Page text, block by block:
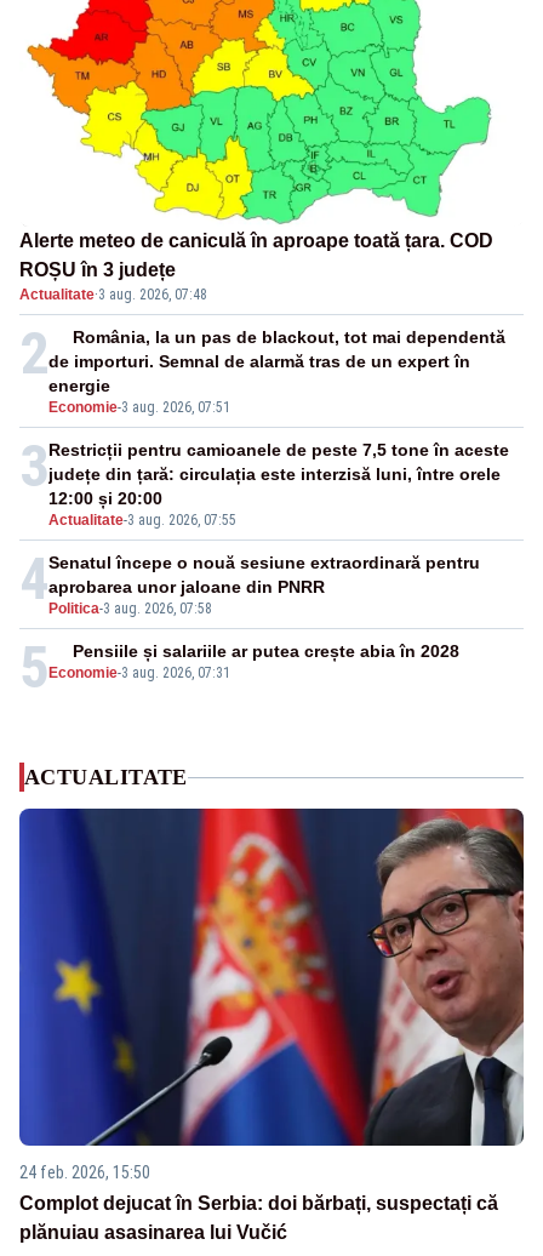
Alerte meteo de caniculă în aproape toată țara. COD
ROȘU în 3 județe
Actualitate·3 aug. 2026, 07:48
2
Economie-3 aug. 2026, 07:51
România, la un pas de blackout, tot mai dependentă
de importuri. Semnal de alarmă tras de un expert în
energie
3
Actualitate-3 aug. 2026, 07:55
Restricții pentru camioanele de peste 7,5 tone în aceste
județe din țară: circulația este interzisă luni, între orele
12:00 și 20:00
4 Politica-3 aug. 2026, 07:58
Senatul începe o nouă sesiune extraordinară pentru
aprobarea unor jaloane din PNRR
5 Economie-3 aug. 2026, 07:31
Pensiile și salariile ar putea crește abia în 2028
ACTUALITATE
24 feb. 2026, 15:50
Complot dejucat în Serbia: doi bărbați, suspectați că
plănuiau asasinarea lui Vučić